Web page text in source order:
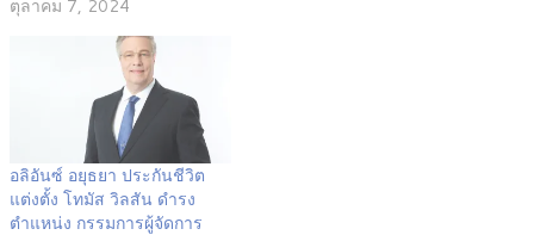
ตุลาคม 7, 2024
อลิอันซ์ อยุธยา ประกันชีวิต
แต่งตั้ง โทมัส วิลสัน ดำรง
ตำแหน่ง กรรมการผู้จัดการ